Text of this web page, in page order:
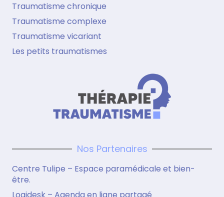
Traumatisme chronique
Traumatisme complexe
Traumatisme vicariant
Les petits traumatismes
Nos Partenaires
Centre Tulipe – Espace paramédicale et bien-
être.